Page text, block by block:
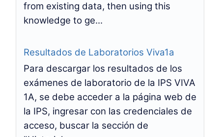
from existing data, then using this
knowledge to ge...
Resultados de Laboratorios Viva1a
Para descargar los resultados de los
exámenes de laboratorio de la IPS VIVA
1A, se debe acceder a la página web de
la IPS, ingresar con las credenciales de
acceso, buscar la sección de